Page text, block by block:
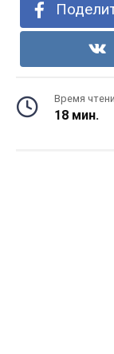
Время
18 мин.